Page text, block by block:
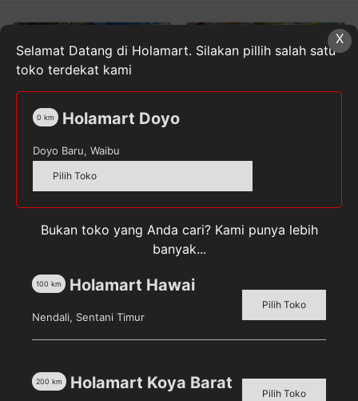
harga
harga
X
Selamat Datang di Holamart. Silakan pillih salah satu
toko terdekat kami
Holamart Doyo
0 km
Doyo Baru, Waibu
Pilih Toko
Bukan toko yang Anda cari? Kami punya lebih
banyak...
Holamart Hawai
100 km
Nendali, Sentani Timur
Pilih Toko
Holamart Koya Barat
200 km
Pilih Toko